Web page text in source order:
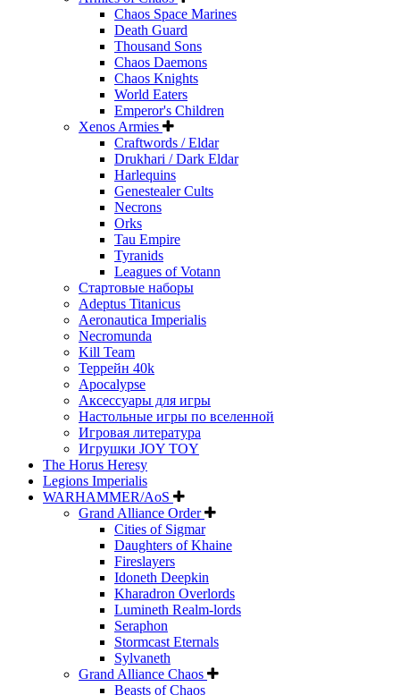
Chaos Space Marines
Death Guard
Thousand Sons
Chaos Daemons
Chaos Knights
World Eaters
Emperor's Children
Xenos Armies
Craftwords / Eldar
Drukhari / Dark Eldar
Harlequins
Genestealer Cults
Necrons
Orks
Tau Empire
Tyranids
Leagues of Votann
Стартовые наборы
Adeptus Titanicus
Aeronautica Imperialis
Necromunda
Kill Team
Террейн 40k
Apocalypse
Аксессуары для игры
Настольные игры по вселенной
Игровая литература
Игрушки JOY TOY
The Horus Heresy
Legions Imperialis
WARHAMMER/AoS
Grand Alliance Order
Cities of Sigmar
Daughters of Khaine
Fireslayers
Idoneth Deepkin
Kharadron Overlords
Lumineth Realm-lords
Seraphon
Stormcast Eternals
Sylvaneth
Grand Alliance Chaos
Beasts of Chaos